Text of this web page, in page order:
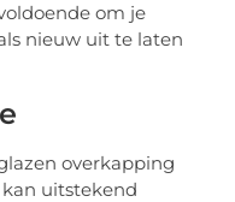
om je
nieuw uit te laten
overkapping
kan uitstekend